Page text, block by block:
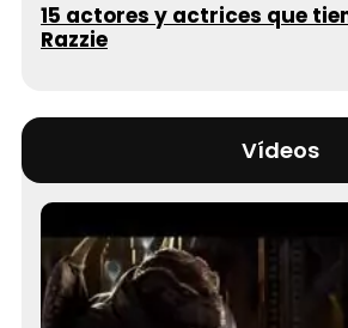
15 actores y actrices que
Razzie
Vídeos